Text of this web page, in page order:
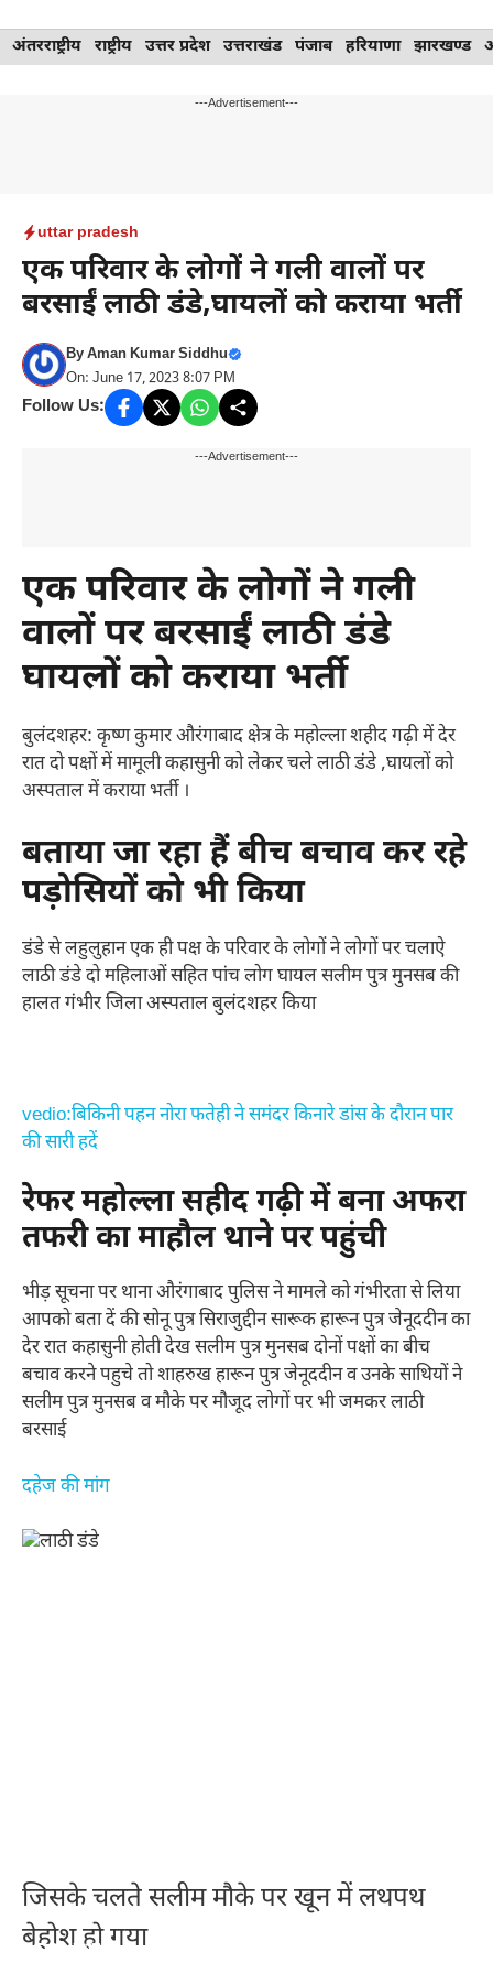
Skip
to
अंतरराष्ट्रीय राष्ट्रीय उत्तर प्रदेश उत्तराखंड पंजाब हरियाणा झारखण्ड
---Advertisement---
uttar pradesh
एक परिवार के लोगों ने गली वालों पर
बरसाईं लाठी डंडे,घायलों को कराया भर्ती
ByAman Kumar Siddhu
On: June 17, 2023 8:07 PM
Follow Us:
---Advertisement---
एक परिवार के लोगों ने गली
वालों पर बरसाईं लाठी डंडे
घायलों को कराया भर्ती
बुलंदशहर: कृष्ण कुमार औरंगाबाद क्षेत्र के महोल्ला शहीद गढ़ी में देर
रात दो पक्षों में मामूली कहासुनी को लेकर चले लाठी डंडे ,घायलों को
अस्पताल में कराया भर्ती ।
बताया जा रहा हैं बीच बचाव कर रहे
पड़ोसियों को भी किया
डंडे से लहुलुहान एक ही पक्ष के परिवार के लोगों ने लोगों पर चलाऐ
लाठी डंडे दो महिलाओं सहित पांच लोग घायल सलीम पुत्र मुनसब की
हालत गंभीर जिला अस्पताल बुलंदशहर किया
vedio:बिकिनी पहन नोरा फतेही ने समंदर किनारे डांस के दौरान पार
की सारी हदें
रेफर महोल्ला सहीद गढ़ी में बना अफरा
तफरी का माहौल थाने पर पहुंची
भीड़ सूचना पर थाना औरंगाबाद पुलिस ने मामले को गंभीरता से लिया
आपको बता दें की सोनू पुत्र सिराजुद्दीन सारूक हारून पुत्र जेनूददीन का
देर रात कहासुनी होती देख सलीम पुत्र मुनसब दोनों पक्षों का बीच
बचाव करने पहुचे तो शाहरुख हारून पुत्र जेनूददीन व उनके साथियों ने
सलीम पुत्र मुनसब व मौके पर मौजूद लोगों पर भी जमकर लाठी
बरसाई
दहेज की मांग
जिसके चलते सलीम मौके पर खून में लथपथ
बेहोश हो गया
स्किन के लिए टमाटर के 10 फायदे – 10 benefits of
सर्दियों में शहद खाने के 10 बेहतरीन फायदे – 10 best